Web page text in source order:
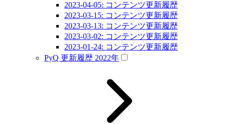
2023-04-05: コンテンツ更新履歴
2023-03-15: コンテンツ更新履歴
2023-03-13: コンテンツ更新履歴
2023-03-02: コンテンツ更新履歴
2023-01-24: コンテンツ更新履歴
PyQ 更新履歴 2022年